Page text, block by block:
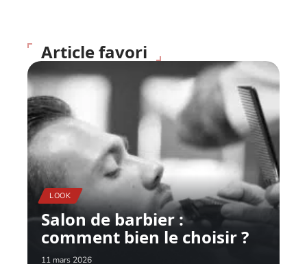
Article favori
LOOK
Salon de barbier :
comment bien le choisir ?
11 mars 2026